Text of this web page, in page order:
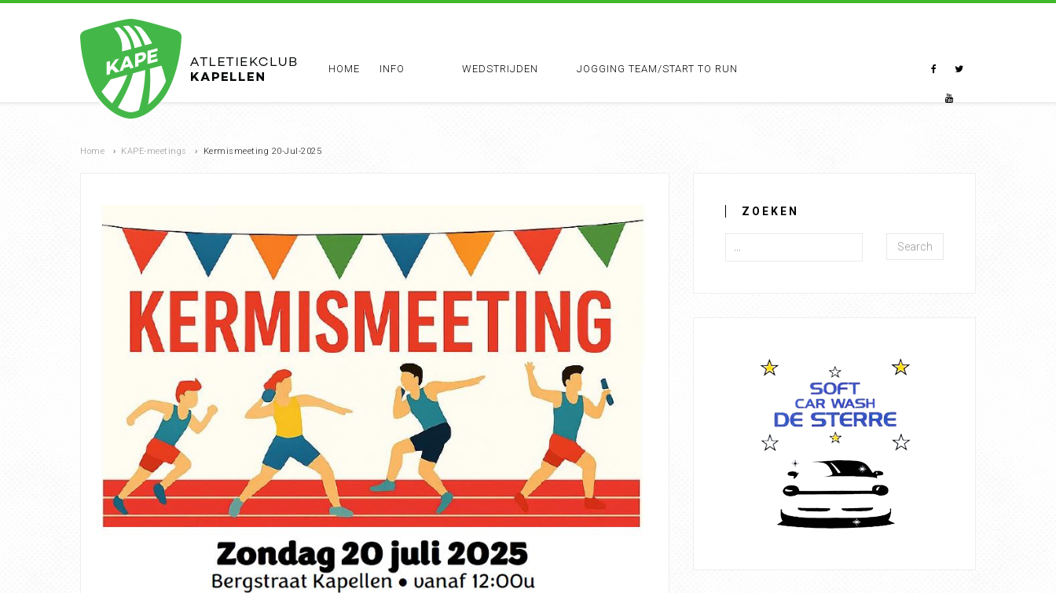
HOME INFO WEDSTRIJDEN JOGGING TEAM/START TO RUN
Home › KAPE-meetings › Kermismeeting 20-Jul-2025
ZOEKEN
Search